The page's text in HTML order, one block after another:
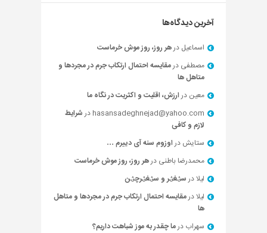
آخرین دیدگاه‌ها
اسماعیل درهر روز، روز موش خرماست
مصطفی درمقایسه احتمال ارتکاب جرم در مجردها و
متاهل ها
معین درارزش، اقلیت و اکثریت در نگاه ما
hasansadeghnejad@yahoo.com درشرایط
لازم و کافی
ستایش دراوزوم سنه آی دییرم …
محمدرضا باطنی درهر روز، روز موش خرماست
لیلادرسؽغؽر و سؽغؽرچؽن
لیلادرمقایسه احتمال ارتکاب جرم در مجردها و متاهل
ها
سهراب درما چقدر به موز شباهت داریم؟